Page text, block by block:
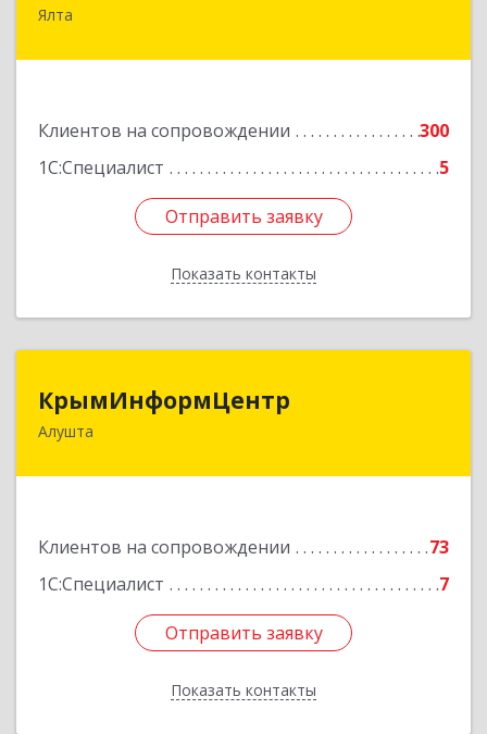
Ялта
Клиентов на сопровождении
300
1С:Специалист
5
Отправить заявку
Показать контакты
298603, Крым Респ, Ялта г, Свердлова ул, дом №
Отправить заявку
Назад
КрымИнформЦентр
Алушта
Клиентов на сопровождении
73
1С:Специалист
7
Отправить заявку
Показать контакты
298500, Крым Респ, Алушта г, Горького ул, дом
Отправить заявку
Назад